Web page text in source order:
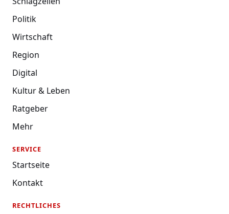
Politik
Wirtschaft
Region
Digital
Kultur & Leben
Ratgeber
Mehr
SERVICE
Startseite
Kontakt
RECHTLICHES